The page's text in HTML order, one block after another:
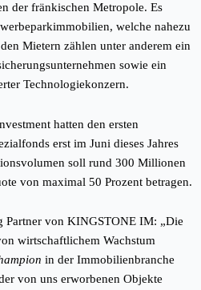
der fränkischen Metropole. Es
welche nahezu
Mietern zählen unter anderem ein
sowie ein
Technologiekonzern.
hatten den ersten
erst im Juni dieses Jahres
soll rund 300 Millionen
von maximal 50 Prozent betragen.
Partner von KINGSTONE IM: „Die
wirtschaftlichem Wachstum
in der Immobilienbranche
von uns erworbenen Objekte